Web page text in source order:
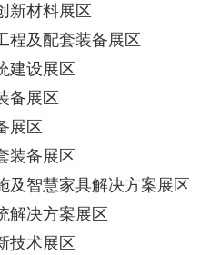
新材料展区
程及配套装备展区
建设展区
备展区
展区
装备展区
及智慧家具解决方案展区
解决方案展区
技术展区